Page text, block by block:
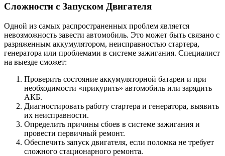
Сложности с Запуском Двигателя
Одной из самых распространенных проблем является
невозможность завести автомобиль. Это может быть связано с
разряженным аккумулятором, неисправностью стартера,
генератора или проблемами в системе зажигания. Специалист
на выезде сможет:
Проверить состояние аккумуляторной батареи и при
необходимости «прикурить» автомобиль или зарядить
АКБ.
Диагностировать работу стартера и генератора, выявить
их неисправности.
Определить причины сбоев в системе зажигания и
провести первичный ремонт.
Обеспечить запуск двигателя, если поломка не требует
сложного стационарного ремонта.